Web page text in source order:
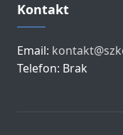
Kontakt
Email:
Telefon: Brak